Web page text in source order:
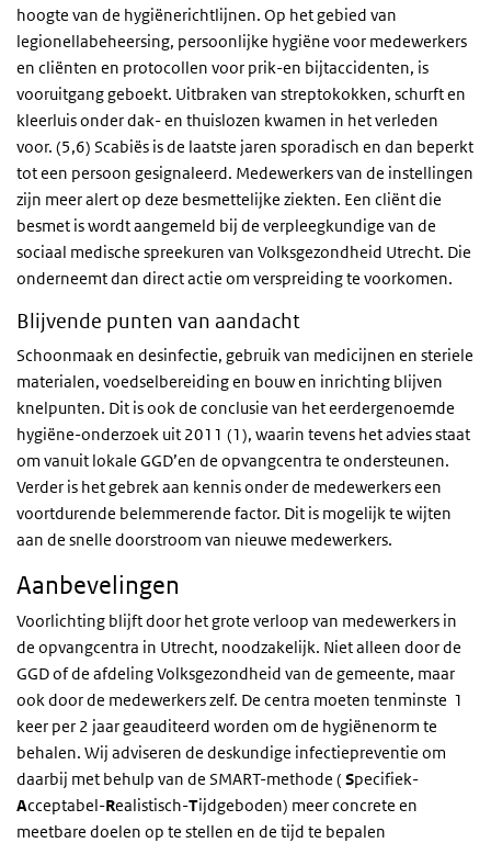
hoogte van de hygiënerichtlijnen. Op het gebied van
legionellabeheersing, persoonlijke hygiëne voor medewerkers
en cliënten en protocollen voor prik-en bijtaccidenten, is
vooruitgang geboekt. Uitbraken van streptokokken, schurft en
kleerluis onder dak- en thuislozen kwamen in het verleden
voor. (5,6) Scabiës is de laatste jaren sporadisch en dan beperkt
tot een persoon gesignaleerd. Medewerkers van de instellingen
zijn meer alert op deze besmettelijke ziekten. Een cliënt die
besmet is wordt aangemeld bij de verpleegkundige van de
sociaal medische spreekuren van Volksgezondheid Utrecht. Die
onderneemt dan direct actie om verspreiding te voorkomen.
Blijvende punten van aandacht
Schoonmaak en desinfectie, gebruik van medicijnen en steriele
materialen, voedselbereiding en bouw en inrichting blijven
knelpunten. Dit is ook de conclusie van het eerdergenoemde
hygiëne-onderzoek uit 2011 (1), waarin tevens het advies staat
om vanuit lokale GGD’en de opvangcentra te ondersteunen.
Verder is het gebrek aan kennis onder de medewerkers een
voortdurende belemmerende factor. Dit is mogelijk te wijten
aan de snelle doorstroom van nieuwe medewerkers.
Aanbevelingen
Voorlichting blijft door het grote verloop van medewerkers in
de opvangcentra in Utrecht, noodzakelijk. Niet alleen door de
GGD of de afdeling Volksgezondheid van de gemeente, maar
ook door de medewerkers zelf. De centra moeten tenminste 1
keer per 2 jaar geauditeerd worden om de hygiënenorm te
behalen. Wij adviseren de deskundige infectiepreventie om
daarbij met behulp van de SMART-methode ( Specifiek-
Acceptabel-Realistisch-Tijdgeboden) meer concrete en
meetbare doelen op te stellen en de tijd te bepalen